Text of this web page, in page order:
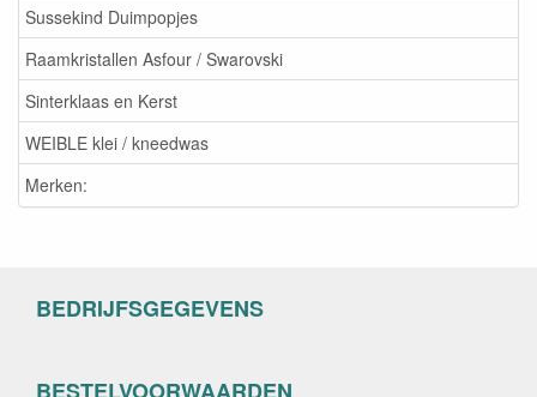
Sussekind Duimpopjes
Raamkristallen Asfour / Swarovski
Sinterklaas en Kerst
WEIBLE klei / kneedwas
Merken:
BEDRIJFSGEGEVENS
BESTELVOORWAARDEN